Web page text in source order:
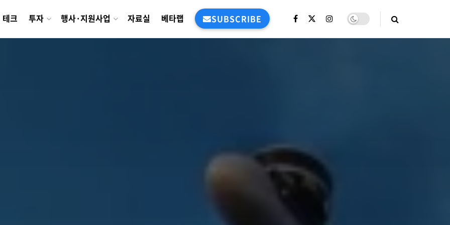
테크 투자 행사·지원사업 자료실 베타랩 SUBSCRIBE